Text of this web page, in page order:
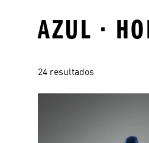
AZUL ·
24 resultados